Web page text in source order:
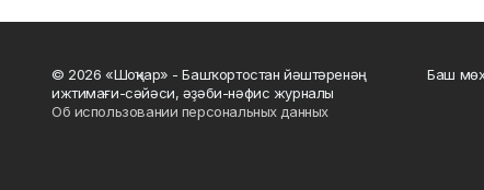
© 2026 «Шоңҡар» - Башҡортостан йәштәренәң
ижтимағи-сәйәси, әҙәби-нәфис журналы
Об использовании персональных данных
Баш